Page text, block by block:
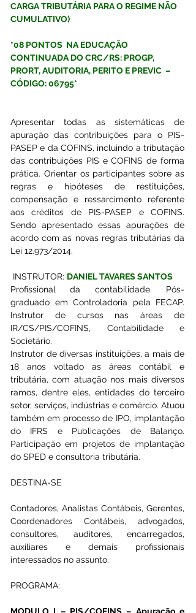
CARGA TRIBUTÁRIA PARA O REGIME NÃO
CUMULATIVO)
*08 PONTOS  NA EDUCAÇÃO
CONTINUADA DO CRC/RS: PROGP,
PRORT, AUDITORIA, PERITO E PREVIC  –
CÓDIGO: 06795*
Apresentar todas as sistemáticas de
apuração das contribuições para o PIS-
PASEP e da COFINS, incluindo a tributação
das contribuições PIS e COFINS de forma
prática. Orientar os participantes sobre as
regras e hipóteses de restituições,
compensação e ressarcimento referente
aos créditos de PIS-PASEP e COFINS.
Sendo apresentado essas apurações de
acordo com as novas regras tributárias da
Lei 12.973/2014.
INSTRUTOR: DANIEL TAVARES SANTOS
Profissional da contabilidade. Pós-
graduado em Controladoria pela FECAP.
Instrutor de cursos nas áreas de
IR/CS/PIS/COFINS, Contabilidade e
Societário.
Instrutor de diversas instituições, a mais de
18 anos voltado as áreas contábil e
tributária, com atuação nos mais diversos
ramos, dentre eles, entidades do terceiro
setor, serviços, indústrias e comércio. Atuou
também em processo de IPO, implantação
do IFRS e Publicações de Balanço.
Participação em projetos de implantação
do SPED e consultoria tributária.
DESTINA-SE
Contadores, Analistas Contábeis, Gerentes,
Coordenadores Contábeis, advogados,
consultores, auditores, encarregados,
auxiliares e demais profissionais
interessados no assunto.
PROGRAMA:
MODULO I – PIS/COFINS – Apuração e